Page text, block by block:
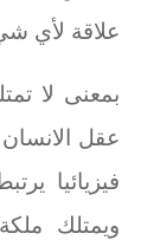
علاقة لأي
بمعنى لا
عقل الانسان
فيزيائيا
ويمتلك